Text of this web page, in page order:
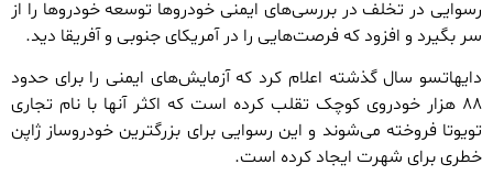
رسوایی در تخلف در بررسی‌های ایمنی خودروها توسعه خودروها را از
سر بگیرد و افزود که فرصت‌هایی را در آمریکای جنوبی و آفریقا دید.
دایهاتسو سال گذشته اعلام کرد که آزمایش‌های ایمنی را برای حدود
۸۸ هزار خودروی کوچک تقلب کرده است که اکثر آنها با نام تجاری
تویوتا فروخته می‌شوند و این رسوایی برای بزرگترین خودروساز ژاپن
خطری برای شهرت ایجاد کرده است.